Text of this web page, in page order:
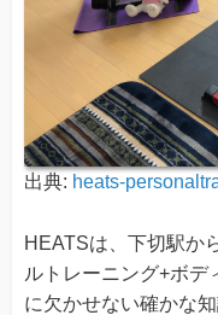
出典: heats-
HEATSは、下切駅か
ルトレーニング+ボデ
に欠かせない確かな